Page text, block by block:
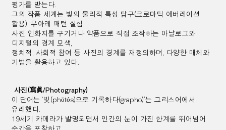
평가를 받는다.
그의 작품 세계는 빛의 물리적 특성 탐구( 크로마틱 애버레이션
활용),무아레 패턴 실험
사진 인화지를 구기거나 약품으로 직 접 조작하는 아날로그와
디지털의 경계 모색
정치적
사회적 참여 등 사진의 경계를 재정의하며
다양한 매체와
기법을 활용하고 있다.
사진(寫眞/Photography)
이 단어는 ‘빛 (phōtós)으로 기록하다(grapho)’는 그리스어에서
유래했다.
19세기 카메라가 발명되면서 인간의 눈이 가진한계를 뛰어넘어
순간을 포착하고